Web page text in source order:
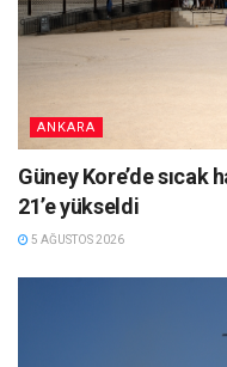
ANKARA
Güney Kore’de sıcak
21’e yükseldi
5 AĞUSTOS 2026